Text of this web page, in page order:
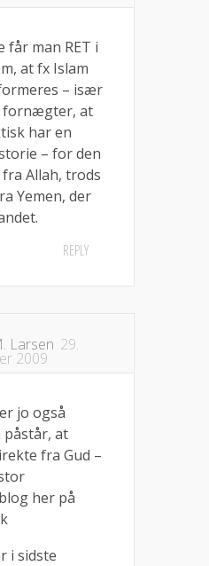
får man RET i
at fx Islam
– især
fornægter, at
har en
– for den
Allah, trods
Yemen, der
REPLY
Larsen 29.
2009
jo også
påstår, at
fra Gud –
her på
i sidste